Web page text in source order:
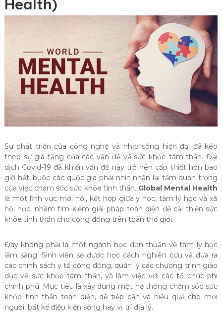
Health)
Sự phát triển của công nghệ và nhịp sống hiện đại đã kéo
theo sự gia tăng của các vấn đề về sức khỏe tâm thần. Đại
dịch Covid-19 đã khiến vấn đề này trở nên cấp thiết hơn bao
giờ hết, buộc các quốc gia phải nhìn nhận lại tầm quan trọng
của việc chăm sóc sức khỏe tinh thần. Global Mental Health
là một lĩnh vực mới nổi, kết hợp giữa y học, tâm lý học và xã
hội học, nhằm tìm kiếm giải pháp toàn diện để cải thiện sức
khỏe tinh thần cho cộng đồng trên toàn thế giới.
Đây không phải là một ngành học đơn thuần về tâm lý học
lâm sàng. Sinh viên sẽ được học cách nghiên cứu và đưa ra
các chính sách y tế cộng đồng, quản lý các chương trình giáo
dục về sức khỏe tâm thần, và làm việc với các tổ chức phi
chính phủ. Mục tiêu là xây dựng một hệ thống chăm sóc sức
khỏe tinh thần toàn diện, dễ tiếp cận và hiệu quả cho mọi
người, bất kể điều kiện sống hay vị trí địa lý.